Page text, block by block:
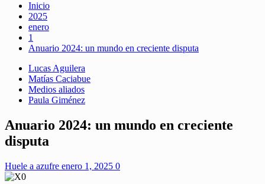
Inicio
2025
enero
1
Anuario 2024: un mundo en creciente disputa
Lucas Aguilera
Matías Caciabue
Medios aliados
Paula Giménez
Anuario 2024: un mundo en creciente
disputa
Huele a azufre enero 1, 2025 0